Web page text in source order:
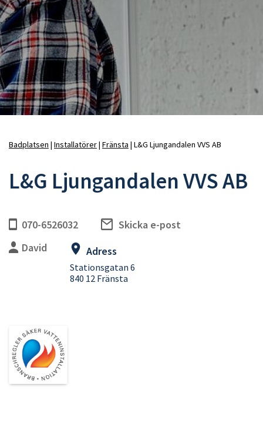
Badplatsen Installatörer Fränsta L&G Ljungandalen VVS AB
L&G Ljungandalen VVS AB
070-6526032
Skicka e-post
David
Adress
Stationsgatan 6
840 12 Fränsta